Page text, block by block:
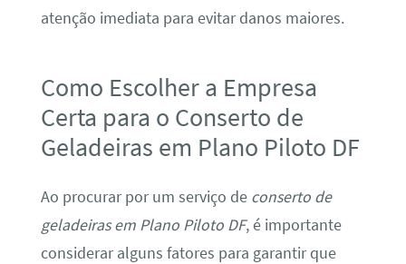
atenção imediata para evitar danos maiores.
Como Escolher a Empresa
Certa para o Conserto de
Geladeiras em Plano Piloto DF
Ao procurar por um serviço de conserto de
geladeiras em Plano Piloto DF, é importante
considerar alguns fatores para garantir que